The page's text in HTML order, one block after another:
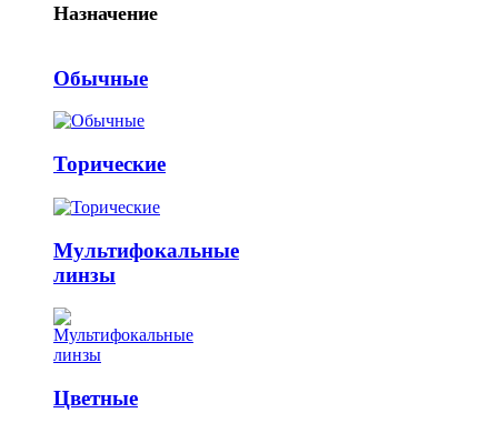
Назначение
Обычные
Торические
Мультифокальные
линзы
Цветные